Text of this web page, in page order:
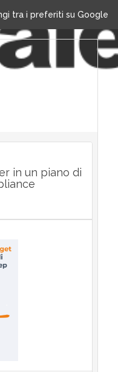
tra i preferiti su Google
in un piano di